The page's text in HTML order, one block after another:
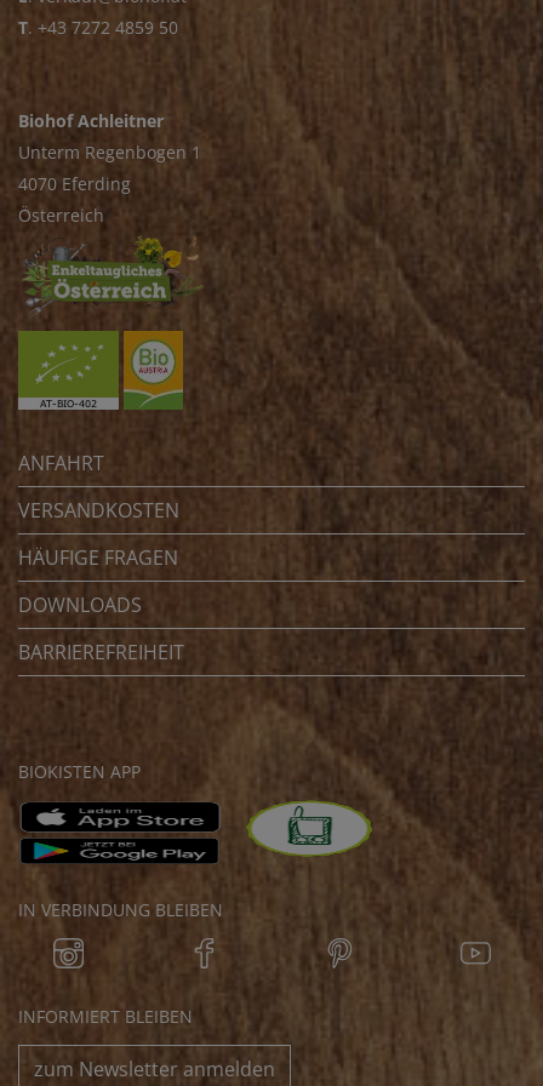
T. +43 7272 4859 50
Biohof Achleitner
Unterm Regenbogen 1
4070 Eferding
Österreich
ANFAHRT
VERSANDKOSTEN
HÄUFIGE FRAGEN
DOWNLOADS
BARRIEREFREIHEIT
BIOKISTEN APP
IN VERBINDUNG BLEIBEN
INFORMIERT BLEIBEN
zum Newsletter anmelden